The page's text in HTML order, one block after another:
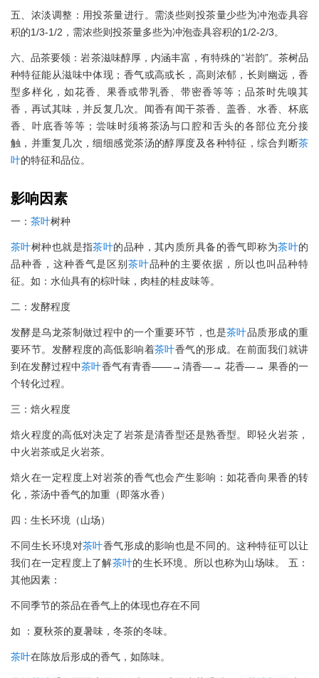
五、浓淡调整：用投茶量进行。需淡些则投茶量少些为冲泡壶具容
积的1/3-1/2，需浓些则投茶量多些为冲泡壶具容积的1/2-2/3。
六、品茶要领：岩茶滋味醇厚，内涵丰富，有特殊的“岩韵”。茶树品
种特征能从滋味中体现；香气或高或长，高则浓郁，长则幽远，香
型多样化，如花香、果香或带乳香、带密香等等；品茶时先嗅其
香，再试其味，并反复几次。闻香有闻干茶香、盖香、水香、杯底
香、叶底香等等；尝味时须将茶汤与口腔和舌头的各部位充分接
触，并重复几次，细细感觉茶汤的醇厚度及各种特征，综合判断茶
叶的特征和品位。
影响因素
一： 茶叶树种
茶叶树种也就是指茶叶的品种，其内质所具备的香气即称为茶叶的
品种香，这种香气是区别 茶叶品种的主要依据，所以也叫品种特
征。如：水仙具有的棕叶味，肉桂的桂皮味等。
二：发酵程度
发酵是乌龙茶制做过程中的一个重要环节，也是茶叶品质形成的重
要环节。发酵程度的高低影响着茶叶香气的形成。在前面我们就讲
到在发酵过程中茶叶香气有青香——→清香—→ 花香—→ 果香的一
个转化过程。
三：焙火程度
焙火程度的高低对决定了岩茶是清香型还是熟香型。即轻火岩茶，
中火岩茶或足火岩茶。
焙火在一定程度上对岩茶的香气也会产生影响：如花香向果香的转
化，茶汤中香气的加重（即落水香）
四：生长环境（山场）
不同生长环境对茶叶香气形成的影响也是不同的。这种特征可以让
我们在一定程度上了解茶叶的生长环境。所以也称为山场味。 五：
其他因素：
不同季节的茶品在香气上的体现也存在不同
如 ：夏秋茶的夏暑味，冬茶的冬味。
茶叶在陈放后形成的香气，如陈味。